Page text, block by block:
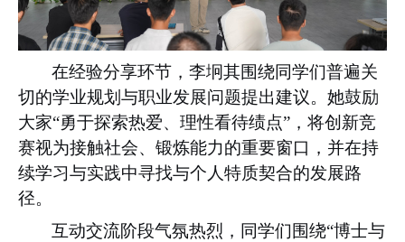
在经验分享环节，李坰其围绕同学们普遍关
切的学业规划与职业发展问题提出建议。她鼓励
大家“勇于探索热爱、理性看待绩点”，将创新竞
赛视为接触社会、锻炼能力的重要窗口，并在持
续学习与实践中寻找与个人特质契合的发展路
径。
互动交流阶段气氛热烈，同学们围绕“博士与